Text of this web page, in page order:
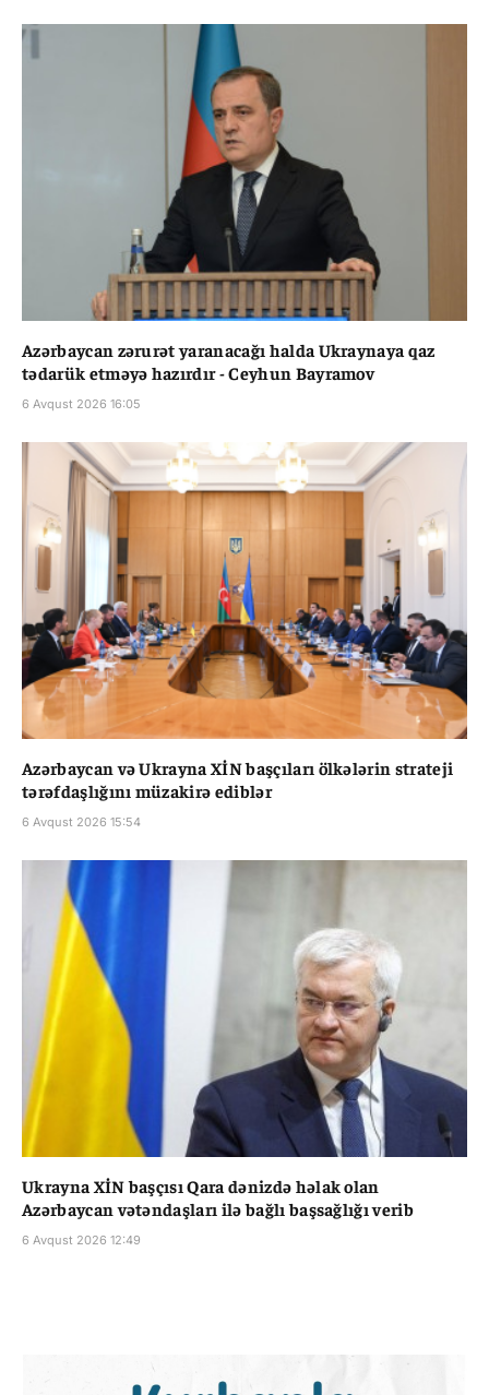
Azərbaycan zərurət yaranacağı halda Ukraynaya qaz
tədarük etməyə hazırdır - Ceyhun Bayramov
6 Avqust 2026 16:05
Azərbaycan və Ukrayna XİN başçıları ölkələrin strateji
tərəfdaşlığını müzakirə ediblər
6 Avqust 2026 15:54
Ukrayna XİN başçısı Qara dənizdə həlak olan
Azərbaycan vətəndaşları ilə bağlı başsağlığı verib
6 Avqust 2026 12:49